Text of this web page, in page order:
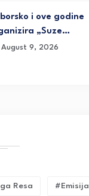
i ove godine
„Suze…
August 9, 2026
Resa #emisija